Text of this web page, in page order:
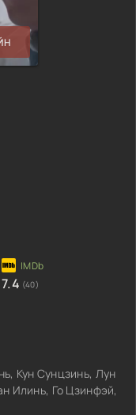
7.4 (40)
Кун Сунцзинь, Лун
Илинь, Го Цзинфэй,